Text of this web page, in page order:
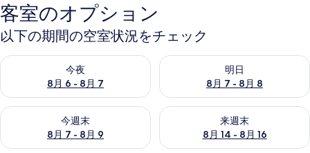
客室のオプション
以下の期間の空室状況をチェック
今夜
8月 6 - 8月 7
今夜 8月 6 - 8月 7 の空室状況をチェック
明日
8月 7 - 8月 8
明日 8月 7 - 8月 8 の空室状況
今週末
8月 7 - 8月 9
今週末 8月 7 - 8月 9 の空室状況をチェック
来週末
8月 14 - 8月 16
来週末 8月 14 - 8月 16 の空室